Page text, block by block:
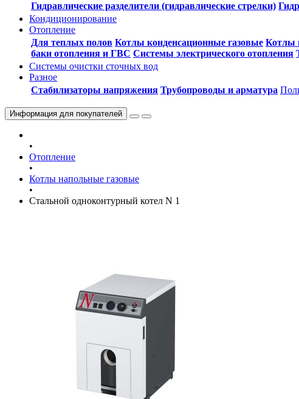
Гидравлические разделители (гидравлические стрелки)
Кондиционирование
Отопление
Для теплых полов Котлы конденсационные газовые Котлы
баки отопления и ГВС Системы электрического отопления
Системы очистки сточных вод
Разное
Стабилизаторы напряжения Трубопроводы и арматура
Информация для покупателей
•
Отопление
•
Котлы напольные газовые
•
Стальной одноконтурный котел N 1